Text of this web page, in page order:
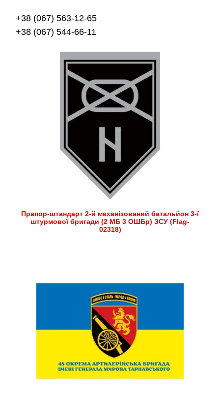
+38 (067) 563-12-65
+38 (067) 544-66-11
Прапор-штандарт 2-й механізований батальйон 3-ї
штурмової бригади (2 МБ 3 ОШБр) ЗСУ (Flag-
02318)